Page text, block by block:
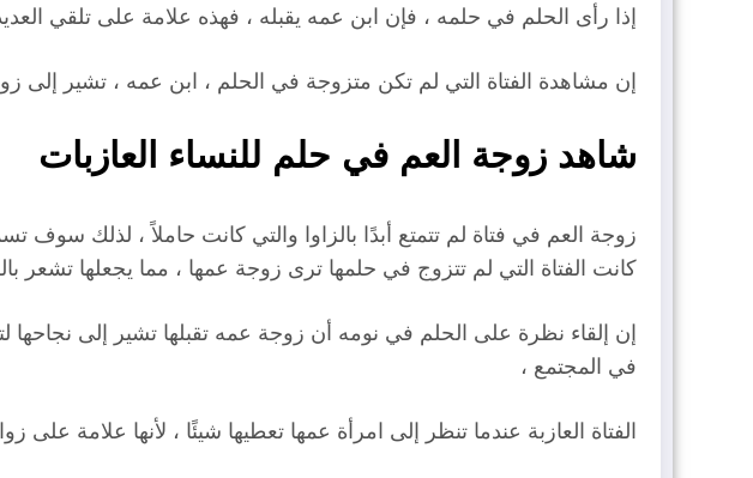
إذا رأى الحلم في حلمه ، فإن ابن عمه يقبله ، فهذه علامة على تلقي
إن مشاهدة الفتاة التي لم تكن متزوجة في الحلم ، ابن عمه ، تشير إلى
شاهد زوجة العم في حلم للنساء العازبات
زوجة العم في فتاة لم تتمتع أبدًا بالزاوا والتي كانت حاملاً ، لذلك سوف
كانت الفتاة التي لم تتزوج في حلمها ترى زوجة عمها ، مما يجعلها تشعر
إن إلقاء نظرة على الحلم في نومه أن زوجة عمه تقبلها تشير إلى
في المجتمع ،
الفتاة العازبة عندما تنظر إلى امرأة عمها تعطيها شيئًا ، لأنها علامة على